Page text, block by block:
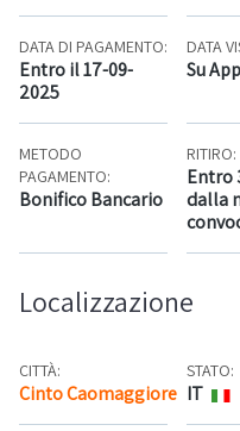
DATA DI PAGAMENTO:
Entro il 17-09-
2025
DATA
Su
METODO
PAGAMENTO:
Bonifico Bancario
RITIRO:
Entro
dalla
Localizzazione
CITTÀ:
Cinto Caomaggiore
STATO:
IT